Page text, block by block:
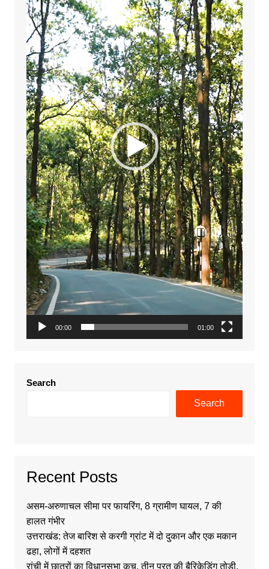
00:00 01:00
Search
Search
Recent Posts
असम-अरुणाचल सीमा पर फायरिंग, 8 ग्रामीण घायल, 7 की
हालत गंभीर
उत्तराखंड: तेज बारिश से करगी ग्रांट में दो दुकान और एक मकान
ढहा, लोगों में दहशत
रांची में छात्रों का विधानसभा कूच, तीन परत की बैरिकेडिंग तोड़ी,